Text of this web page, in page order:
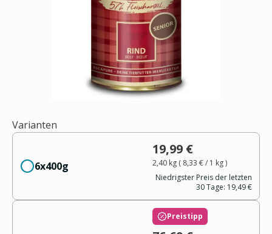
Varianten
6x400g
19,99 €
2,40 kg( 8,33 €/ 1 kg)
Niedrigster Preis der letzten
30 Tage: 19,49 €
Preistipp